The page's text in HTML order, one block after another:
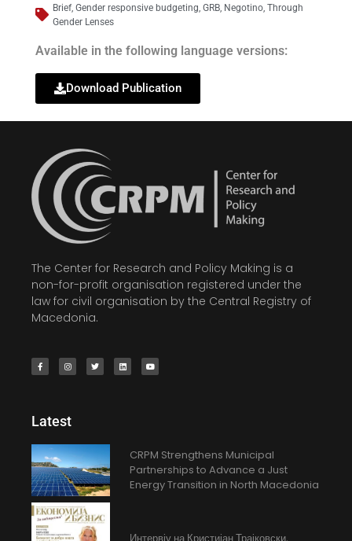
Brief, Gender responsive budgeting GRB, Negotino, Through
Gender Lenses
Available in the following language versions:
Download Publication
The Center for Research and Policy Making is a
non-for-profit organisation registered under the
law for civil organisation by the Central Registry of
Macedonia.
Latest
CRPM Strengthens Municipal
Partnerships to Advance a Just
Energy Transition in North Macedonia